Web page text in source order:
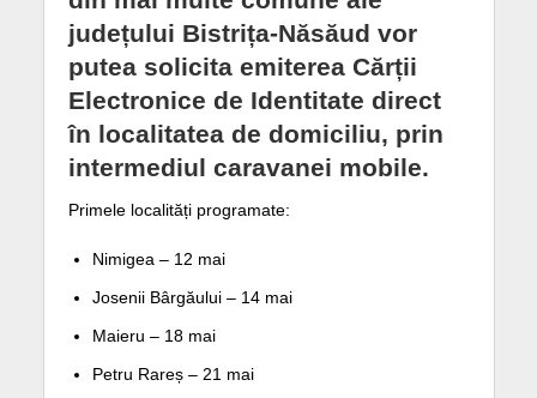
județului Bistrița-Năsăud vor
putea solicita emiterea Cărții
Electronice de Identitate direct
în localitatea de domiciliu, prin
intermediul caravanei mobile.
Primele localități programate:
Nimigea – 12 mai
Josenii Bârgăului – 14 mai
Maieru – 18 mai
Petru Rareș – 21 mai